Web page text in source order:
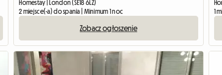
Homestay | London (SE18 6LZ)
2 miejsce(-a) do spania | Minimum 1 noc
Zobacz ogłoszenie
1